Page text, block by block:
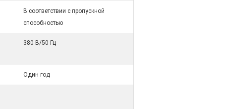
В соответствии с пропускной
способностью
380 В/50 Гц
Один год